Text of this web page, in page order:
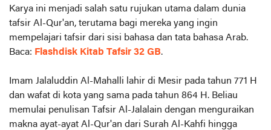
Karya ini menjadi salah satu rujukan utama dalam dunia
tafsir Al-Qur'an, terutama bagi mereka yang ingin
mempelajari tafsir dari sisi bahasa dan tata bahasa Arab.
Baca: Flashdisk Kitab Tafsir 32 GB.
Imam Jalaluddin Al-Mahalli lahir di Mesir pada tahun 771 H
dan wafat di kota yang sama pada tahun 864 H. Beliau
memulai penulisan Tafsir Al-Jalalain dengan menguraikan
makna ayat-ayat Al-Qur'an dari Surah Al-Kahfi hingga